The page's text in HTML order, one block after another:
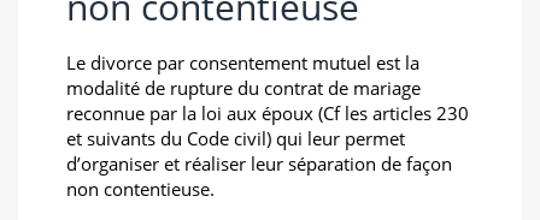
Le divorce par consentement mutuel est la
modalité de rupture du contrat de mariage
reconnue par la loi aux époux (Cf les articles 230
et suivants du Code civil) qui leur permet
d’organiser et réaliser leur séparation de façon
non contentieuse.